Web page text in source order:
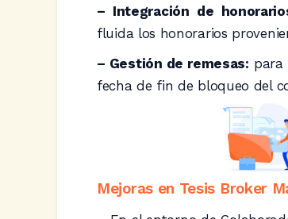
– Integración de
fluida los honorarios
– Gestión de remesas: para
fecha de fin de bloqueo del
Mejoras en Tesis Broker